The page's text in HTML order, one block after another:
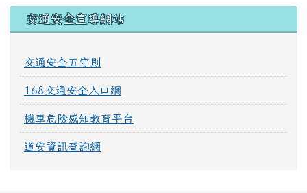
交通安全宣導網站
交通安全五守則
168交通安全入口網
機車危險感知教育平台
道安資訊查詢網